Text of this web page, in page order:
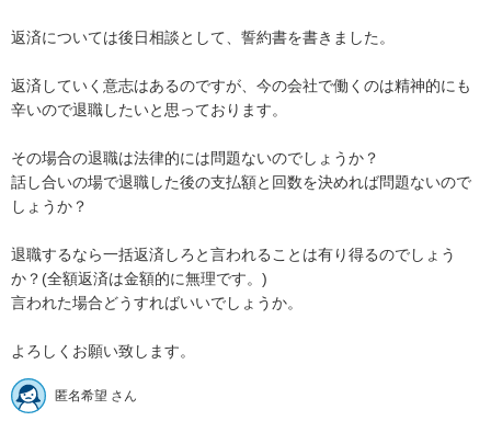
返済については後日相談として、誓約書を書きました。
返済していく意志はあるのですが、今の会社で働くのは精神的にも
辛いので退職したいと思っております。
その場合の退職は法律的には問題ないのでしょうか？
話し合いの場で退職した後の支払額と回数を決めれば問題ないので
しょうか？
退職するなら一括返済しろと言われることは有り得るのでしょう
か？(全額返済は金額的に無理です。)
言われた場合どうすればいいでしょうか。
よろしくお願い致します。
匿名希望 さん